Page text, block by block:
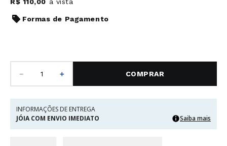
Formas de Pagamento
＋
－ COMPRAR
INFORMAÇÕES DE ENTREGA
JÓIA COM ENVIO IMEDIATO
Saiba mais